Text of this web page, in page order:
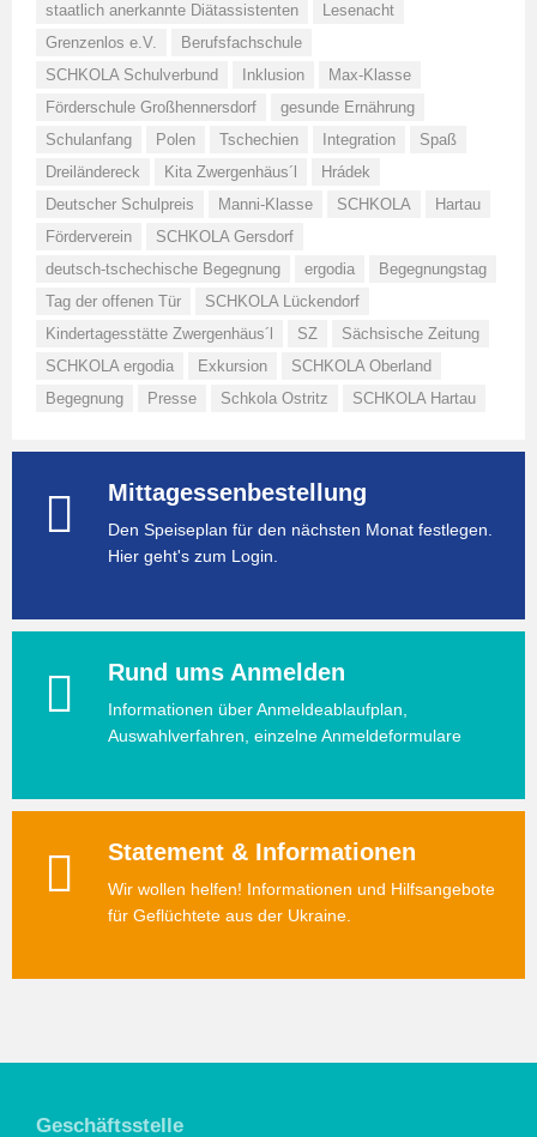
staatlich anerkannte Diätassistenten
Lesenacht
Grenzenlos e.V.
Berufsfachschule
SCHKOLA Schulverbund
Inklusion
Max-Klasse
Förderschule Großhennersdorf
gesunde Ernährung
Schulanfang
Polen Tschechien Integration
Spaß
Dreiländereck
Kita Zwergenhäus´l
Hrádek
Deutscher Schulpreis
Manni-Klasse SCHKOLA
Hartau
Förderverein
SCHKOLA Gersdorf
deutsch-tschechische Begegnung
ergodia
Begegnungstag
Tag der offenen Tür
SCHKOLA Lückendorf
Kindertagesstätte Zwergenhäus´l
SZ
Sächsische Zeitung
SCHKOLA ergodia
Exkursion
SCHKOLA Oberland
Begegnung
Presse Schkola Ostritz SCHKOLA Hartau
Mittagessenbestellung
Den Speiseplan für den nächsten Monat festlegen.
Hier geht's zum Login.
Rund ums Anmelden
Informationen über Anmeldeablaufplan,
Auswahlverfahren, einzelne Anmeldeformulare
Statement & Informationen
Wir wollen helfen! Informationen und Hilfsangebote
für Geflüchtete aus der Ukraine.
Geschäftsstelle